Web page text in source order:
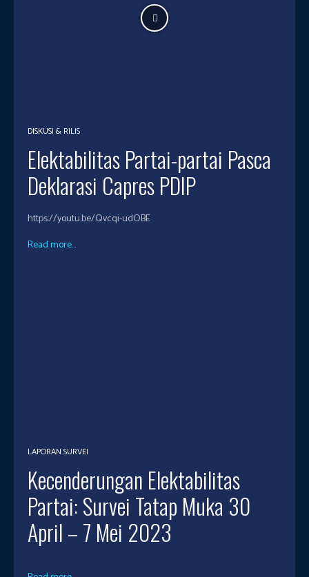
DISKUSI & RILIS
Elektabilitas Partai-partai Pasca
Deklarasi Capres PDIP
https://youtu.be/Qvcqi-udOBE
Read more...
LAPORAN SURVEI
Kecenderungan Elektabilitas
Partai: Survei Tatap Muka 30
April – 7 Mei 2023